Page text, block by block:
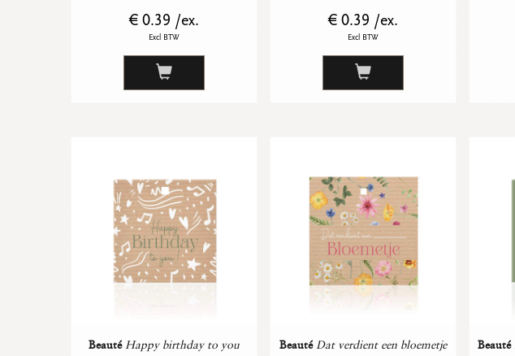
€ 0.39 /ex.
Excl BTW
€ 0.39 /ex.
Excl BTW
Beauté Happy birthday to you Beauté Dat verdient een bloemetje Beauté